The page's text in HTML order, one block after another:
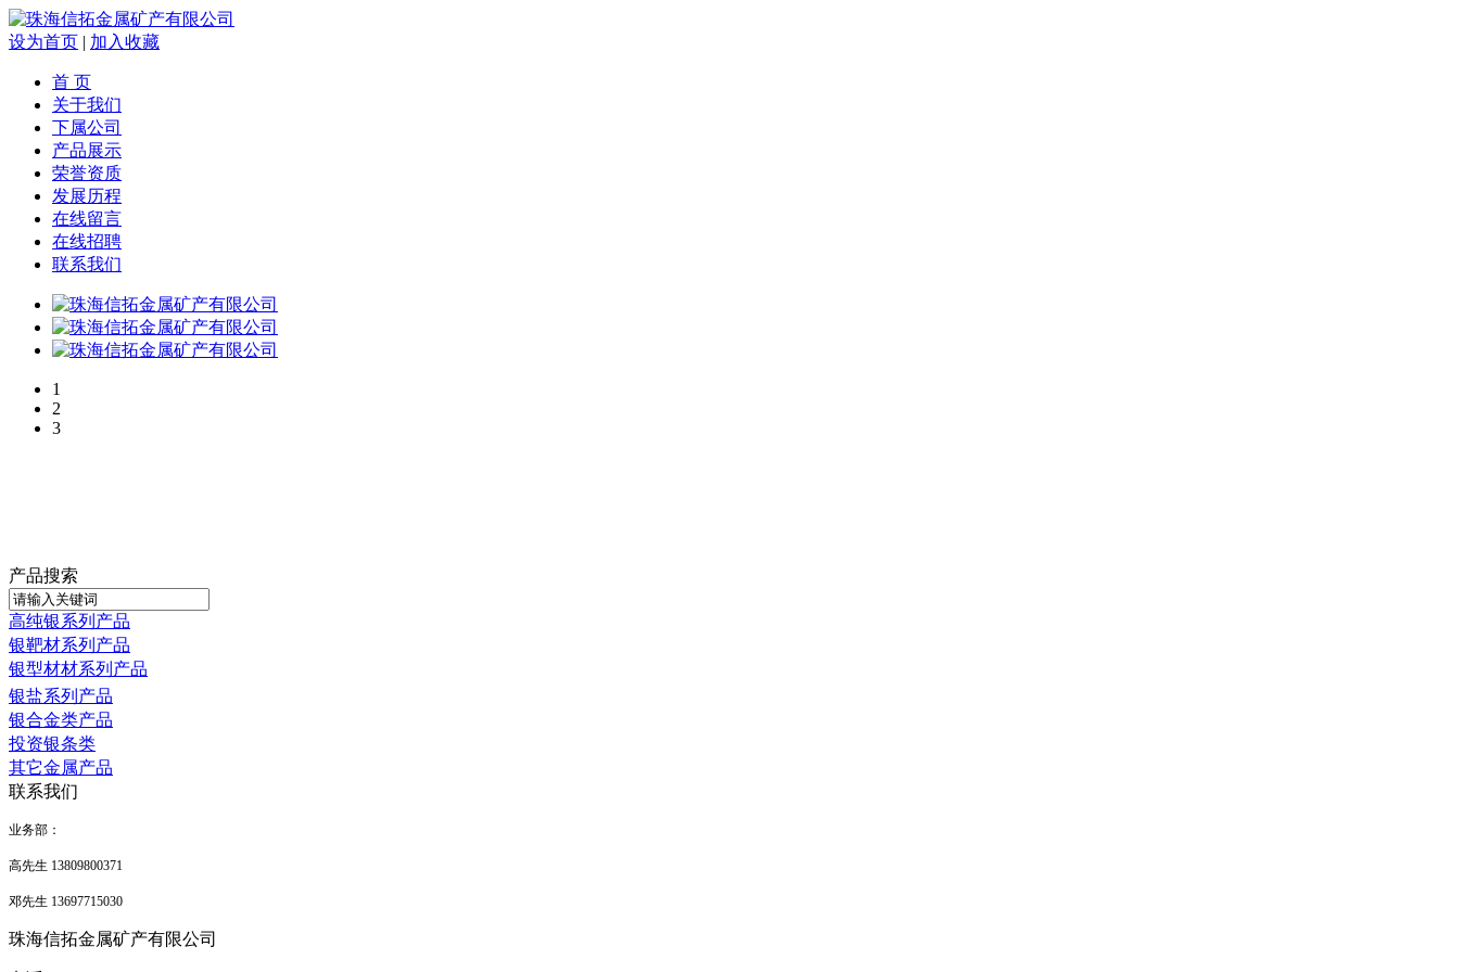
设为首页 | 加入收藏
首 页
关于我们
下属公司
产品展示
荣誉资质
发展历程
在线留言
在线招聘
联系我们
1
2
3
产品搜索
高纯银系列产品
银靶材系列产品
银型材材系列产品
银盐系列产品
银合金类产品
投资银条类
其它金属产品
联系我们
业务部 ：
高先生 13809800371
邓先生 13697715030
珠海信拓金属矿产有限公司